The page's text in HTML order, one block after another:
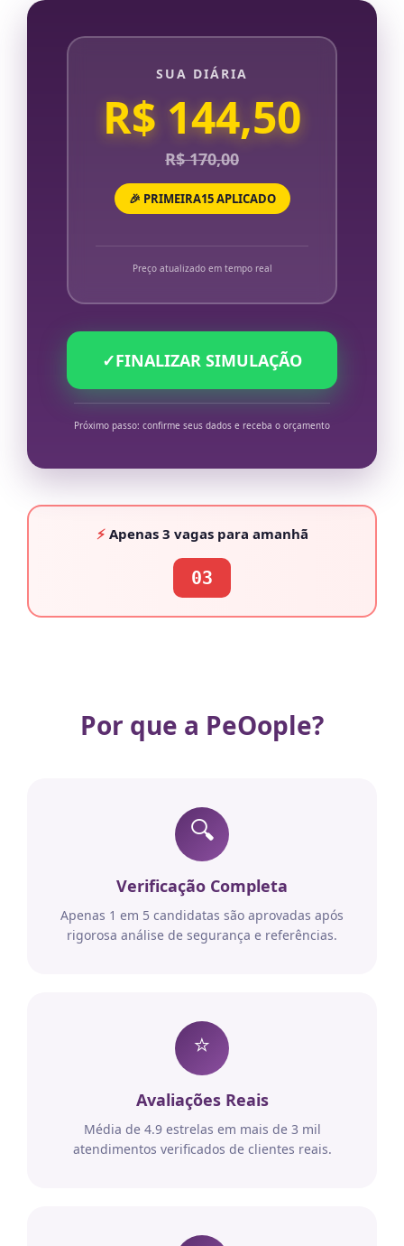
SUA DIÁRIA
R$ 144,50
R$ 170,00
🎉 PRIMEIRA15 APLICADO
Preço atualizado em tempo real
✓FINALIZAR SIMULAÇÃO
Próximo passo: confirme seus dados e receba o orçamento
⚡Apenas 3 vagaspara amanhã
03
Por que a PeOople?
🔍
Verificação Completa
Apenas 1 em 5 candidatas são aprovadas após
rigorosa análise de segurança e referências.
⭐
Avaliações Reais
Média de 4.9 estrelas em mais de 3 mil
atendimentos verificados de clientes reais.